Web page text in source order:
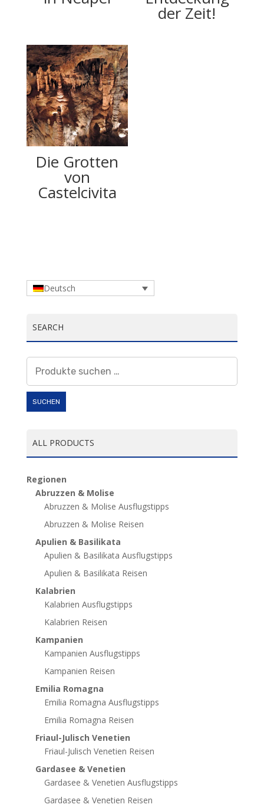
der Zeit!
Die Grotten
von
Castelcivita
Deutsch
SEARCH
nach:
SUCHEN
ALL PRODUCTS
Regionen
Abruzzen & Molise
Abruzzen & Molise Ausflugstipps
Abruzzen & Molise Reisen
Apulien & Basilikata
Apulien & Basilikata Ausflugstipps
Apulien & Basilikata Reisen
Kalabrien
Kalabrien Ausflugstipps
Kalabrien Reisen
Kampanien
Kampanien Ausflugstipps
Kampanien Reisen
Emilia Romagna
Emilia Romagna Ausflugstipps
Emilia Romagna Reisen
Friaul-Julisch Venetien
Friaul-Julisch Venetien Reisen
Gardasee & Venetien
Gardasee & Venetien Ausflugstipps
Gardasee & Venetien Reisen